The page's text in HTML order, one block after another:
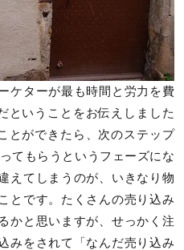
ケターが最も時間と労力を費
ということをお伝えしました
とができたら、次のステップ
てもらうというフェーズにな
えてしまうのが、いきなり物
とです。たくさんの売り込み
かと思いますが、せっかく注
みをされて「なんだ売り込み